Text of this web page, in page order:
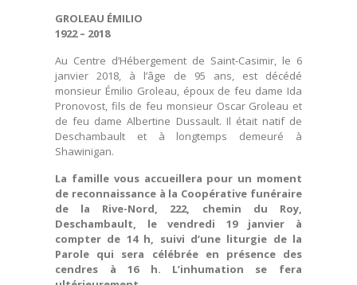
GROLEAU ÉMILIO
1922 – 2018
Au Centre d’Hébergement de Saint-Casimir, le 6
janvier 2018, à l’âge de 95 ans, est décédé
monsieur Émilio Groleau, époux de feu dame Ida
Pronovost, fils de feu monsieur Oscar Groleau et
de feu dame Albertine Dussault. Il était natif de
Deschambault et à longtemps demeuré à
Shawinigan.
La famille vous accueillera pour un moment
de reconnaissance à la Coopérative funéraire
de la Rive-Nord, 222, chemin du Roy,
Deschambault, le vendredi 19 janvier à
compter de 14 h, suivi d’une liturgie de la
Parole qui sera célébrée en présence des
cendres à 16 h. L’inhumation se fera